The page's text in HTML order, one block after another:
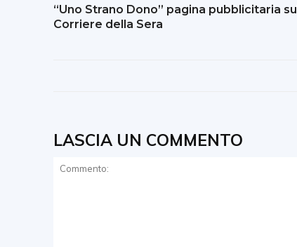
“Uno Strano Dono” pagina pubblicitaria sul
Corriere della Sera
LASCIA UN COMMENTO